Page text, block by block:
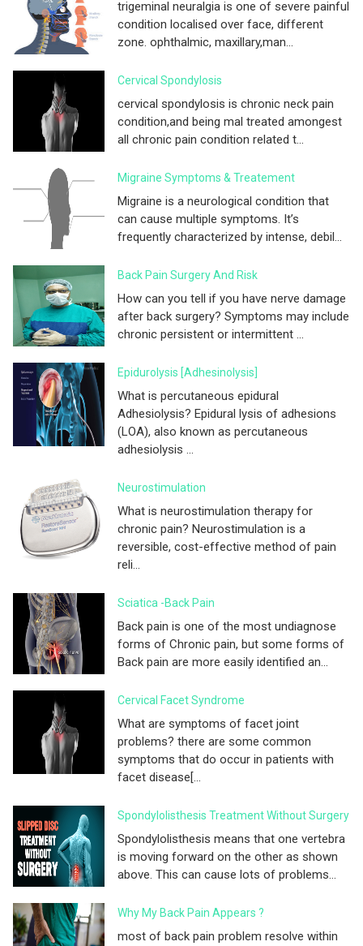
trigeminal neuralgia is one of severe painful
condition localised over face, different
zone. ophthalmic, maxillary,man...
Cervical Spondylosis
cervical spondylosis is chronic neck pain
condition,and being mal treated amongest
all chronic pain condition related t...
Migraine Symptoms & Treatement
Migraine is a neurological condition that
can cause multiple symptoms. It’s
frequently characterized by intense, debil...
Back Pain Surgery And Risk
How can you tell if you have nerve damage
after back surgery? Symptoms may include
chronic persistent or intermittent ...
Epidurolysis [adhesinolysis]
What is percutaneous epidural
Adhesiolysis? Epidural lysis of adhesions
(LOA), also known as percutaneous
adhesiolysis ...
Neurostimulation
What is neurostimulation therapy for
chronic pain? Neurostimulation is a
reversible, cost-effective method of pain
reli...
Sciatica -Back Pain
Back pain is one of the most undiagnose
forms of Chronic pain, but some forms of
Back pain are more easily identified an...
Cervical Facet Syndrome
What are symptoms of facet joint
problems? there are some common
symptoms that do occur in patients with
facet disease[...
Spondylolisthesis Treatment Without Surgery
Spondylolisthesis means that one vertebra
is moving forward on the other as shown
above. This can cause lots of problems...
Why My Back Pain Appears ?
most of back pain problem resolve within